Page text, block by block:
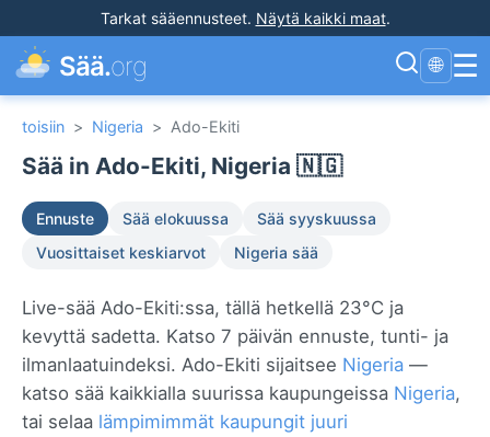
Tarkat sääennusteet. Näytä kaikki maat.
Sää.org 🌐 ☰
toisiin > Nigeria > Ado-Ekiti
Sää in Ado-Ekiti, Nigeria 🇳🇬
Ennuste Sää elokuussa
Sää syyskuussa
Vuosittaiset keskiarvot
Nigeria sää
Live-sää Ado-Ekiti:ssa, tällä hetkellä 23°C ja
kevyttä sadetta. Katso 7 päivän ennuste, tunti- ja
ilmanlaatuindeksi. Ado-Ekiti sijaitsee Nigeria —
katso sää kaikkialla suurissa kaupungeissa Nigeria,
tai selaa lämpimimmät kaupungit juuri